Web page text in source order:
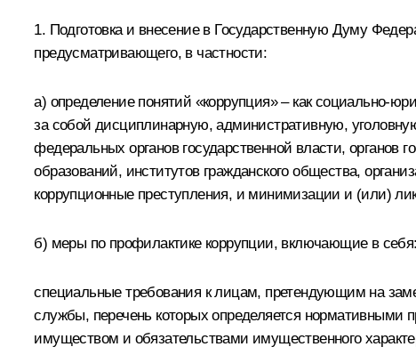
1. Подготовка и внесение в Государственную Думу
предусматривающего, в частности:
а) определение понятий «коррупция» – как социально-
за собой дисциплинарную, административную,
федеральных органов государственной власти, органов
образований, институтов гражданского общества,
коррупционные преступления, и минимизации и (или)
б) меры по профилактике коррупции, включающие в себя:
специальные требования к лицам, претендующим на
службы, перечень которых определяется
имуществом и обязательствами имущественного